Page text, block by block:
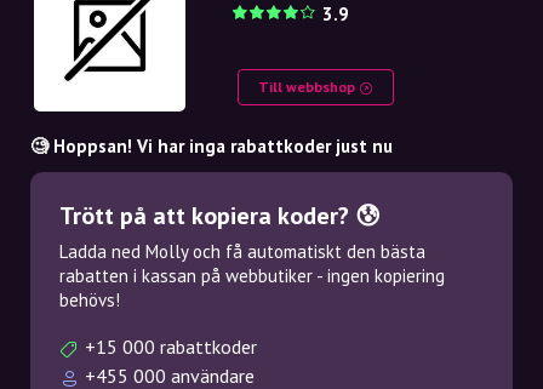
NL
3.9
Till webbshop
🧐 Hoppsan! Vi har inga rabattkoder just nu
Trött på att kopiera koder? 😰
Ladda ned Molly och få automatiskt den bästa
rabatten i kassan på webbutiker - ingen kopiering
behövs!
+15 000 rabattkoder
+455 000 användare